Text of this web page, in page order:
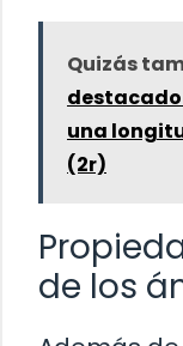
Quizás
una
(2r)
de los